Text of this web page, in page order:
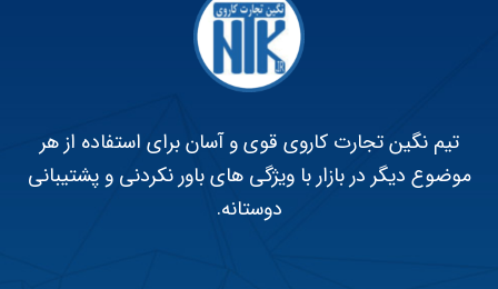
تیم نگین تجارت کاروی قوی و آسان برای استفاده از هر
موضوع دیگر در بازار با ویژگی های باور نکردنی و پشتیبانی
دوستانه.